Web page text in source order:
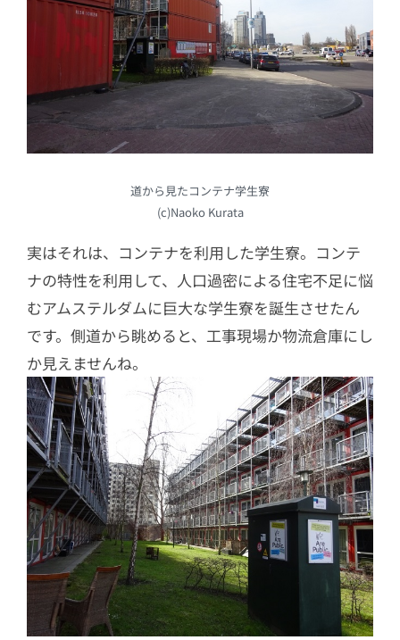
道から見たコンテナ学生寮
(c)Naoko Kurata
実はそれは、コンテナを利用した学生寮。コンテ
ナの特性を利用して、人口過密による住宅不足に悩
むアムステルダムに巨大な学生寮を誕生させたん
です。側道から眺めると、工事現場か物流倉庫にし
か見えませんね。